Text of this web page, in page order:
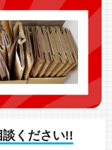
ください!!